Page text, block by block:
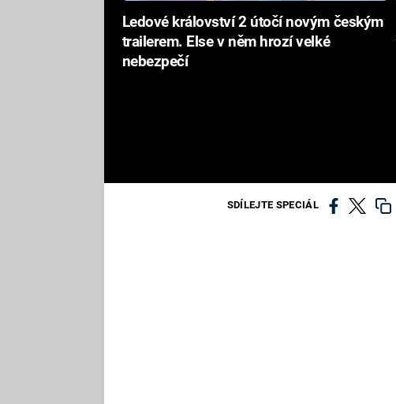
Ledové království 2 útočí novým českým
trailerem. Else v něm hrozí velké
nebezpečí
SDÍLEJTE SPECIÁL